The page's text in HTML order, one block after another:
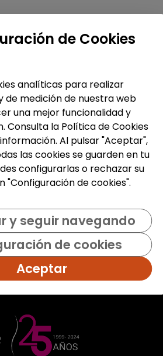
nada
Enviar
de Cookies
analíticas para realizar
de medición de nuestra web
una mejor funcionalidad y
Consulta la Política de Cookies
Al pulsar "Aceptar",
las cookies se guarden en tu
configurarlas o rechazar su
"Configuración de cookies".
y seguir navegando
de cookies
Aceptar